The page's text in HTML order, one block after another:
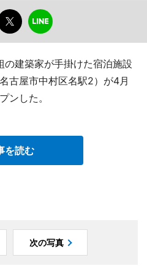
建築家が手掛けた宿泊施設
古屋市中村区名駅2）が4月
ンした。
を読む
次の写真